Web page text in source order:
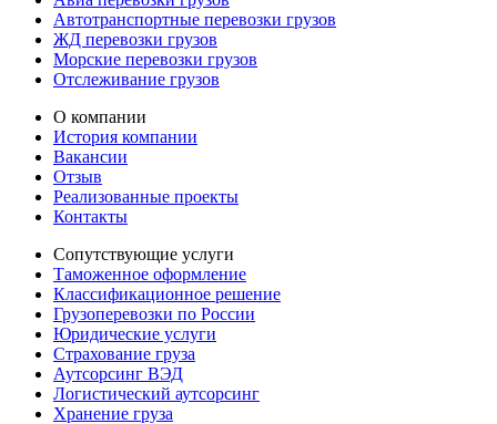
Автотранспортные перевозки грузов
ЖД перевозки грузов
Морские перевозки грузов
Отслеживание грузов
О компании
История компании
Вакансии
Отзыв
Реализованные проекты
Контакты
Сопутствующие услуги
Таможенное оформление
Классификационное решение
Грузоперевозки по России
Юридические услуги
Страхование груза
Аутсорсинг ВЭД
Логистический аутсорсинг
Хранение груза